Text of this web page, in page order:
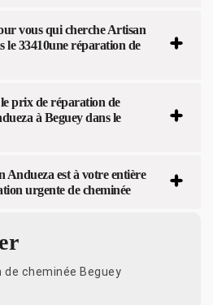
vous qui cherche Artisan
le 33410une réparation de
prix de réparation de
à Beguey dans le
est à votre entière
urgente de cheminée
de cheminée Beguey